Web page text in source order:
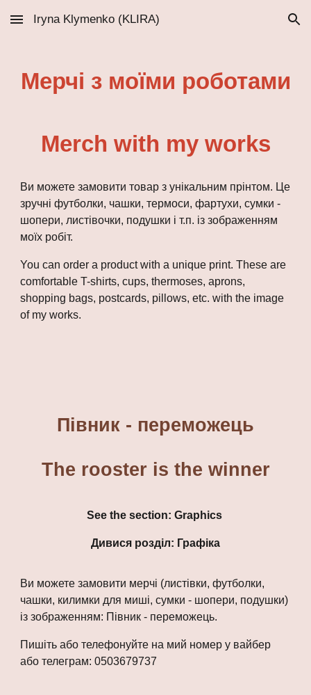
Skip to main content Skip to navigation
Iryna Klymenko (KLIRA)
Мерчі з моїми роботами
Merch with my works
Ви можете замовити товар з унікальним прінтом. Це
зручні футболки, чашки, термоси, фартухи, сумки -
шопери, листівочки, подушки і т.п. із зображенням
моїх робіт.
You can order a product with a unique print. These are
comfortable T-shirts, cups, thermoses, aprons,
shopping bags, postcards, pillows, etc. with the image
of my works.
Півник - переможець
The rooster is the winner
See the section: Graphics
Дивися розділ: Графіка
Ви можете замовити мерчі (листівки, футболки,
чашки, килимки для миші, сумки - шопери, подушки)
із зображенням: Півник - переможець.
Пишіть або телефонуйте на мий номер у вайбер
або телеграм: 0503679737